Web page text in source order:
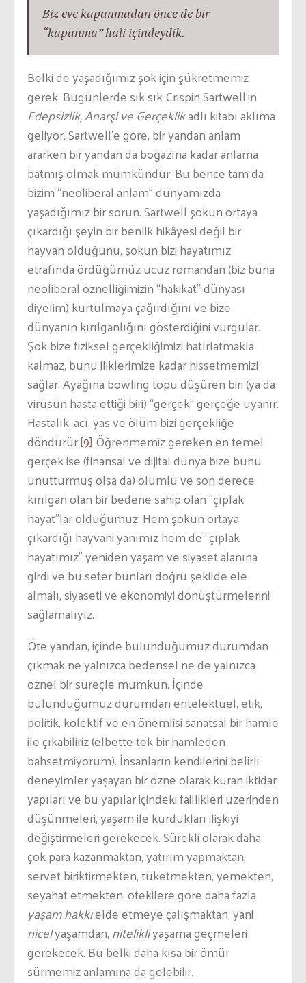
Biz eve kapanmadan önce de bir
“kapanma” hali içindeydik.
Belki de yaşadığımız şok için şükretmemiz
gerek. Bugünlerde sık sık Crispin Sartwell’in
Edepsizlik, Anarşi ve Gerçeklikadlı kitabı aklıma
geliyor. Sartwell’e göre, bir yandan anlam
ararken bir yandan da boğazına kadar anlama
batmış olmak mümkündür. Bu bence tam da
bizim “neoliberal anlam” dünyamızda
yaşadığımız bir sorun. Sartwell şokun ortaya
çıkardığı şeyin bir benlik hikâyesi değil bir
hayvan olduğunu, şokun bizi hayatımız
etrafında ördüğümüz ucuz romandan (biz buna
neoliberal öznelliğimizin “hakikat” dünyası
diyelim) kurtulmaya çağırdığını ve bize
dünyanın kırılganlığını gösterdiğini vurgular.
Şok bize fiziksel gerçekliğimizi hatırlatmakla
kalmaz, bunu iliklerimize kadar hissetmemizi
sağlar. Ayağına bowling topu düşüren biri (ya da
virüsün hasta ettiği biri) “gerçek” gerçeğe uyanır.
Hastalık, acı, yas ve ölüm bizi gerçekliğe
döndürür.[9] Öğrenmemiz gereken en temel
gerçek ise (finansal ve dijital dünya bize bunu
unutturmuş olsa da) ölümlü ve son derece
kırılgan olan bir bedene sahip olan “çıplak
hayat”lar olduğumuz. Hem şokun ortaya
çıkardığı hayvani yanımız hem de “çıplak
hayatımız” yeniden yaşam ve siyaset alanına
girdi ve bu sefer bunları doğru şekilde ele
almalı, siyaseti ve ekonomiyi dönüştürmelerini
sağlamalıyız.
Öte yandan, içinde bulunduğumuz durumdan
çıkmak ne yalnızca bedensel ne de yalnızca
öznel bir süreçle mümkün. İçinde
bulunduğumuz durumdan entelektüel, etik,
politik, kolektif ve en önemlisi sanatsal bir hamle
ile çıkabiliriz (elbette tek bir hamleden
bahsetmiyorum). İnsanların kendilerini belirli
deneyimler yaşayan bir özne olarak kuran iktidar
yapıları ve bu yapılar içindeki faillikleri üzerinden
düşünmeleri, yaşam ile kurdukları ilişkiyi
değiştirmeleri gerekecek. Sürekli olarak daha
çok para kazanmaktan, yatırım yapmaktan,
servet biriktirmekten, tüketmekten, yemekten,
seyahat etmekten, ötekilere göre daha fazla
yaşam hakkıelde etmeye çalışmaktan, yani
nicelyaşamdan,nitelikliyaşama geçmeleri
gerekecek. Bu belki daha kısa bir ömür
sürmemiz anlamına da gelebilir.